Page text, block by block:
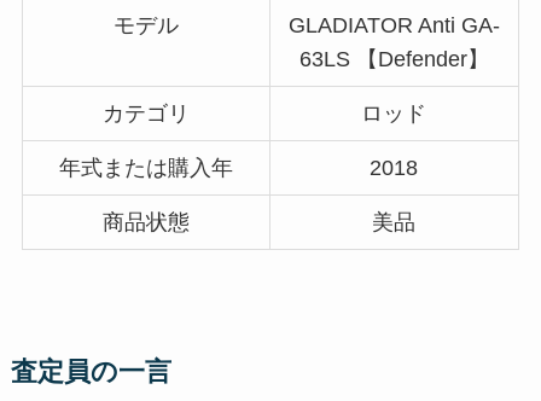
モデル
GLADIATOR Anti GA-
63LS 【Defender】
カテゴリ ロッド
年式または購入年 2018
商品状態 美品
査定員の一言